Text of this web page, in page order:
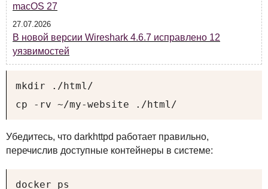
macOS 27
27.07.2026
В новой версии Wireshark 4.6.7 исправлено 12
уязвимостей
mkdir ./html/
cp -rv ~/my-website ./html/
Убедитесь, что darkhttpd работает правильно,
перечислив доступные контейнеры в системе:
docker ps